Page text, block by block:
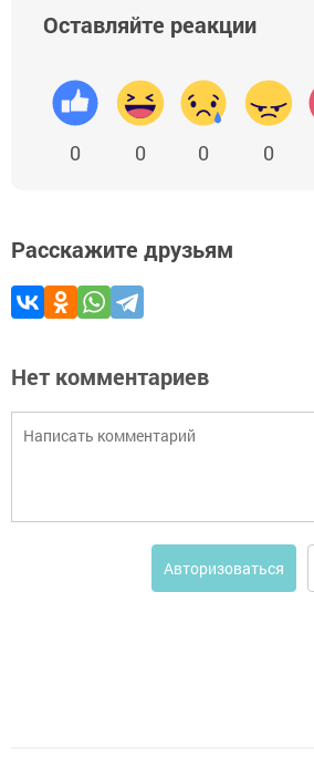
Оставляйте реакции
0 0 0 0
Расскажите друзьям
Нет комментариев
Авторизоваться